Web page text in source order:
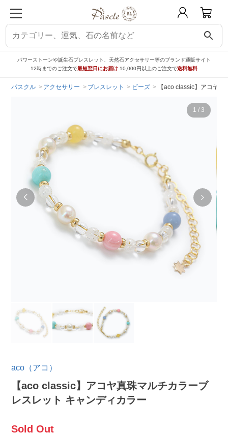
search
パワーストーンや誕生石ブレスレット、天然石アクセサリー等のブランド通販サイト
12時までのご注文で最短翌日にお届け 10,000円以上のご注文で送料無料
パスクル アクセサリー ブレスレット ビーズ 【aco classic】アコヤ
1 / 3
aco（アコ）
【aco classic】アコヤ真珠マルチカラーブ
レスレット キャンディカラー
Sold Out